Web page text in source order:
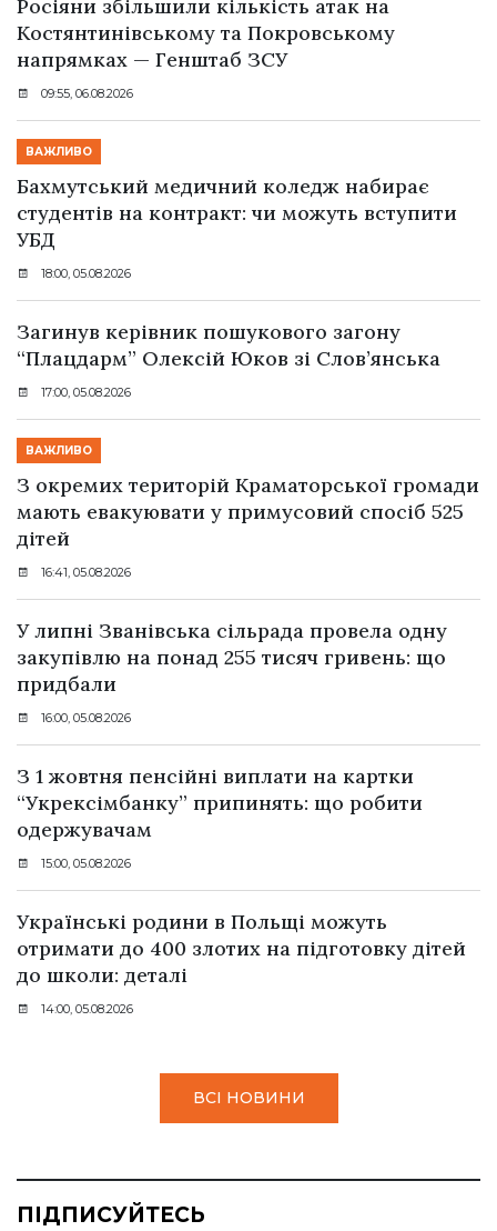
Росіяни збільшили кількість атак на
Костянтинівському та Покровському
напрямках — Генштаб ЗСУ
09:55, 06.08.2026
ВАЖЛИВО
Бахмутський медичний коледж набирає
студентів на контракт: чи можуть вступити
УБД
18:00, 05.08.2026
Загинув керівник пошукового загону
“Плацдарм” Олексій Юков зі Слов’янська
17:00, 05.08.2026
ВАЖЛИВО
З окремих територій Краматорської громади
мають евакуювати у примусовий спосіб 525
дітей
16:41, 05.08.2026
У липні Званівська сільрада провела одну
закупівлю на понад 255 тисяч гривень: що
придбали
16:00, 05.08.2026
З 1 жовтня пенсійні виплати на картки
“Укрексімбанку” припинять: що робити
одержувачам
15:00, 05.08.2026
Українські родини в Польщі можуть
отримати до 400 злотих на підготовку дітей
до школи: деталі
14:00, 05.08.2026
ВСІ НОВИНИ
ПІДПИСУЙТЕСЬ